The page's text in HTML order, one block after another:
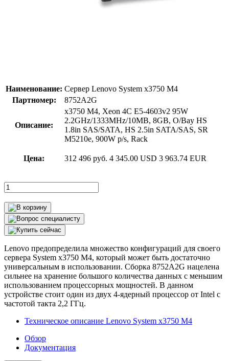
Наименование: Сервер Lenovo System x3750 M4
Партномер:
8752A2G
Описание:
x3750 M4, Xeon 4C E5-4603v2 95W
2.2GHz/1333MHz/10MB, 8GB, O/Bay HS
1.8in SAS/SATA, HS 2.5in SATA/SAS, SR
M5210e, 900W p/s, Rack
Цена: 312 496 руб. 4 345.00 USD 3 963.74 EUR
Lenovo предопределила множество конфигураций для своего
сервера System x3750 M4, который может быть достаточно
универсальным в использовании. Сборка 8752A2G нацелена
сильнее на хранение большого количества данных с меньшим
использованием процессорных мощностей. В данном
устройстве стоит один из двух 4-ядерный процессор от Intel с
частотой такта 2,2 ГГц.
Техническое описание Lenovo System x3750 M4
Обзор
Документация